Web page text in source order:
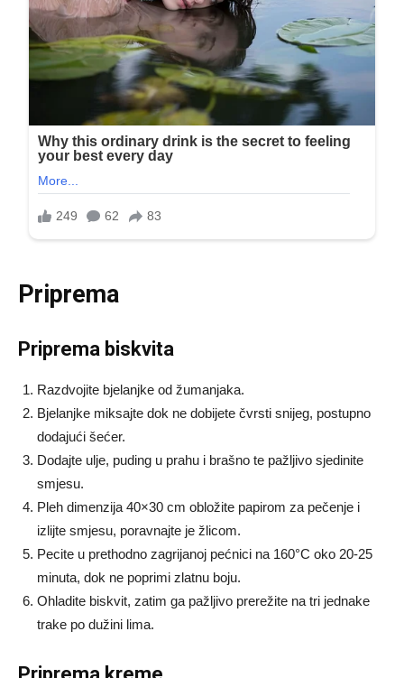
Priprema
Priprema biskvita
Razdvojite bjelanjke od žumanjaka.
Bjelanjke miksajte dok ne dobijete čvrsti snijeg, postupno
dodajući šećer.
Dodajte ulje, puding u prahu i brašno te pažljivo sjedinite
smjesu.
Pleh dimenzija 40×30 cm obložite papirom za pečenje i
izlijte smjesu, poravnajte je žlicom.
Pecite u prethodno zagrijanoj pećnici na 160°C oko 20-25
minuta, dok ne poprimi zlatnu boju.
Ohladite biskvit, zatim ga pažljivo prerežite na tri jednake
trake po dužini lima.